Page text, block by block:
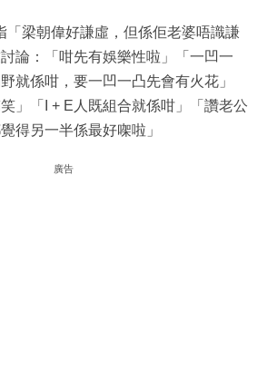
「梁朝偉好謙虛，但係佢老婆唔識謙
論：「咁先有娛樂性啦」「一凹一
就係咁，要一凹一凸先會有火花」
」「I + E人既組合就係咁」「讚老公
得另一半係最好㗎啦」
廣告